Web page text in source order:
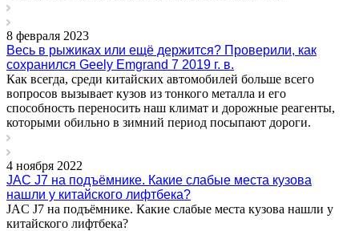
8 февраля 2023
Весь в рыжиках или ещё держится? Проверили, как
сохранился Geely Emgrand 7 2019 г. в.
Как всегда, среди китайских автомобилей больше всего
вопросов вызывает кузов из тонкого металла и его
способность переносить наш климат и дорожные реагенты,
которыми обильно в зимний период посыпают дороги.
4 ноября 2022
JAC J7 на подъёмнике. Какие слабые места кузова
нашли у китайского лифтбека?
JAC J7 на подъёмнике. Какие слабые места кузова нашли у
китайского лифтбека?